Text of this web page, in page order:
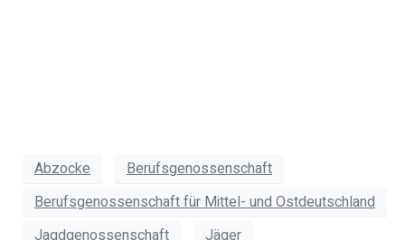
Abzocke
Berufsgenossenschaft
Berufsgenossenschaft für Mittel- und Ostdeutschland
Jagdgenossenschaft
Jäger